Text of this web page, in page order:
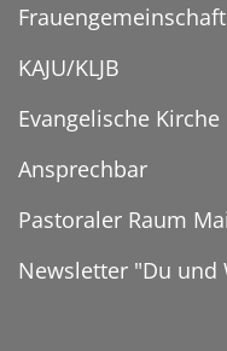
KAJU/KLJB
Evangelische
Ansprechbar
Pastoraler Raum
Newsletter "Du und